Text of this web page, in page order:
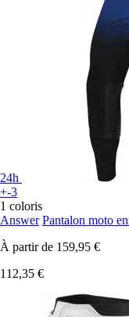
24h
+-3
1 coloris
Answer Pantalon moto
À partir de 159,95 €
112,35 €